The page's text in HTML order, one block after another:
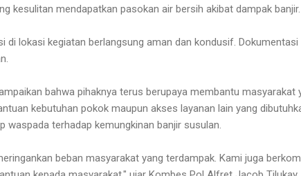
kesulitan mendapatkan pasokan air bersih akibat dampak banjir.
di lokasi kegiatan berlangsung aman dan kondusif.
bahwa pihaknya terus berupaya membantu masyarakat
kebutuhan pokok maupun akses layanan lain yang
waspada terhadap kemungkinan banjir susulan.
beban masyarakat yang terdampak. Kami juga